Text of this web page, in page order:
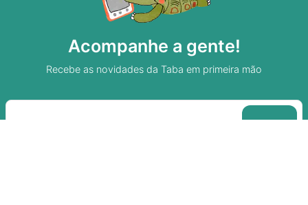
Acompanhe a gente!
Recebe as novidades da Taba em primeira mão